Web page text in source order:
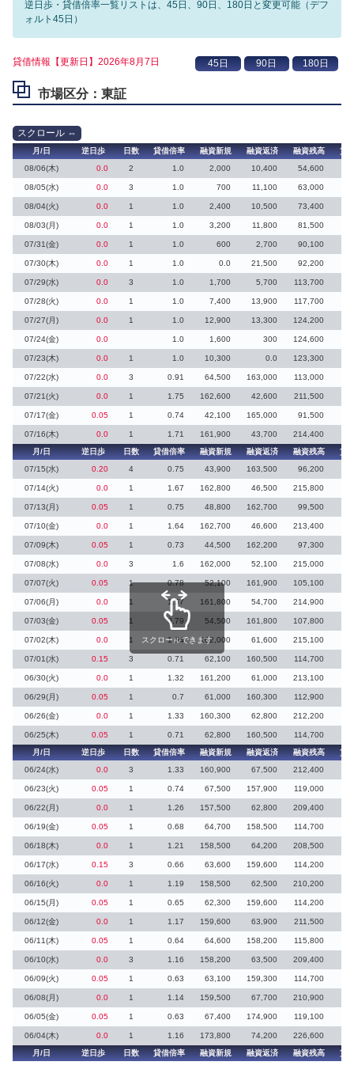
逆日歩・貸借倍率一覧リストは、45日、90日、180日と変更可能（デフ
ォルト45日）
貸借情報【更新日】2026年8月7日
市場区分：東証
月/日 逆日歩 日数 貸借倍率 融資新規 融資返済 融資残高
貸
08/06(木)
0.0 2 1.0 2,000 10,400 54,600
08/05(水) 0.0 3 1.0 700 11,100 63,000
08/04(火) 0.0 1 1.0 2,400 10,500 73,400
08/03(月) 0.0 1 1.0 3,200 11,800 81,500
07/31(金) 0.0 1 1.0 600 2,700 90,100
07/30(木) 0.0 1 1.0 0.0 21,500 92,200
07/29(水) 0.0 3 1.0 1,700 5,700 113,700
07/28(火) 0.0 1 1.0 7,400 13,900 117,700
07/27(月) 0.0 1 1.0 12,900 13,300 124,200
07/24(金) 0.0 1.0 1,600 300 124,600
07/23(木) 0.0 1 1.0 10,300 0.0 123,300
07/22(水) 0.0 3 0.91 64,500 163,000 113,000
07/21(火) 0.0 1 1.75 162,600 42,600 211,500
07/17(金) 0.05 1 0.74 42,100 165,000 91,500
07/16(木) 0.0 1 1.71 161,900 43,700
214,400
月/日
逆日歩 日数 貸借倍率 融資新規 融資返済 融資残高
貸
07/15(水)
0.20 4 0.75 43,900 163,500 96,200
07/14(火) 0.0 1 1.67 162,800 46,500 215,800
07/13(月) 0.05 1 0.75 48,800 162,700 99,500
07/10(金) 0.0 1 1.64 162,700 46,600 213,400
07/09(木) 0.05 1 0.73 44,500 162,200 97,300
07/08(水) 0.0 3 1.6 162,000 52,100 215,000
07/07(火) 0.05 1 0.78 52,100 161,900 105,100
07/06(月) 0.0 1 1.57 161,800 54,700 214,900
07/03(金) 0.05 1 0.79 54,500 161,800 107,800
07/02(木) 0.0 1 1.54 162,000 61,600 215,100
07/01(水) 0.15 3 0.71 62,100 160,500 114,700
06/30(火) 0.0 1 1.32 161,200 61,000 213,100
06/29(月) 0.05 1 0.7 61,000 160,300 112,900
06/26(金) 0.0 1 1.33 160,300 62,800 212,200
06/25(木) 0.05 1 0.71 62,800 160,500
114,700
月/日
逆日歩 日数 貸借倍率 融資新規 融資返済 融資残高
貸
06/24(水)
0.0 3 1.33 160,900 67,500 212,400
06/23(火) 0.05 1 0.74 67,500 157,900 119,000
06/22(月) 0.0 1 1.26 157,500 62,800 209,400
06/19(金) 0.05 1 0.68 64,700 158,500 114,700
06/18(木) 0.0 1 1.21 158,500 64,200 208,500
06/17(水) 0.15 3 0.66 63,600 159,600 114,200
06/16(火) 0.0 1 1.19 158,500 62,500 210,200
06/15(月) 0.05 1 0.65 62,300 159,600 114,200
06/12(金) 0.0 1 1.17 159,600 63,900 211,500
06/11(木) 0.05 1 0.64 64,600 158,200 115,800
06/10(水) 0.0 3 1.16 158,200 63,500 209,400
06/09(火) 0.05 1 0.63 63,100 159,300 114,700
06/08(月) 0.0 1 1.14 159,500 67,700 210,900
06/05(金) 0.05 1 0.63 67,400 174,900 119,100
06/04(木) 0.0 1 1.16 173,800 74,200
226,600
月/日
逆日歩 日数 貸借倍率 融資新規 融資返済 融資残高 貸
スクロールできます